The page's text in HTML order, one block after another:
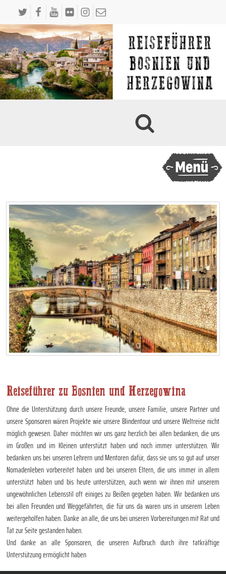
Reiseführer zu Bosnien und Herzegowina
Ohne die Unterstützung durch unsere Freunde, unsere Familie, unsere Partner und
unsere Sponsoren wären Projekte wie unsere Blindentour und unsere Weltreise nicht
möglich gewesen. Daher möchten wir uns ganz herzlich bei allen bedanken, die uns
im Großen und im Kleinen unterstützt haben und noch immer unterstützen. Wir
bedanken uns bei unseren Lehrern und Mentoren dafür, dass sie uns so gut auf unser
Nomadenleben vorbereitet haben und bei unseren Eltern, die uns immer in allem
unterstützt haben und bis heute unterstützen, auch wenn wir ihnen mit unserem
ungewöhnlichen Lebensstil oft einiges zu Beißen gegeben haben. Wir bedanken uns
bei allen Freunden und Weggefährten, die für uns da waren uns in unserem Leben
weitergeholfen haben. Danke an alle, die uns bei unseren Vorbereitungen mit Rat und
Tat zur Seite gestanden haben.
Und danke an alle Sponsoren, die unseren Aufbruch durch ihre tatkräftige
Unterstützung ermöglicht haben